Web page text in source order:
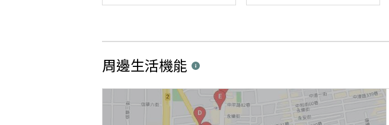
周邊生活機能